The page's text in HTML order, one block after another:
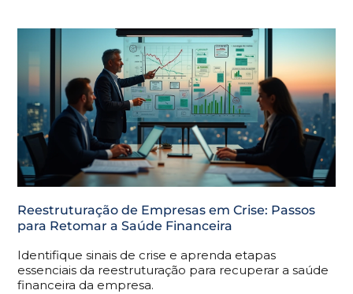
Reestruturação de Empresas em Crise: Passos
para Retomar a Saúde Financeira
Identifique sinais de crise e aprenda etapas
essenciais da reestruturação para recuperar a saúde
financeira da empresa.